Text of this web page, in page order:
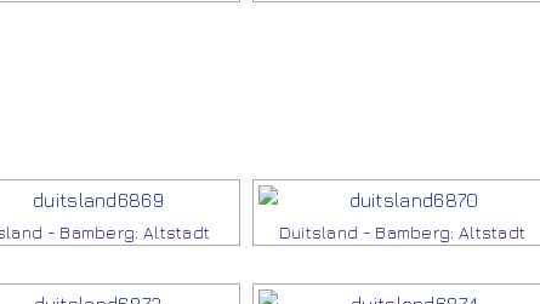
- Bamberg: Altstadt Duitsland - Bamberg: Altstadt